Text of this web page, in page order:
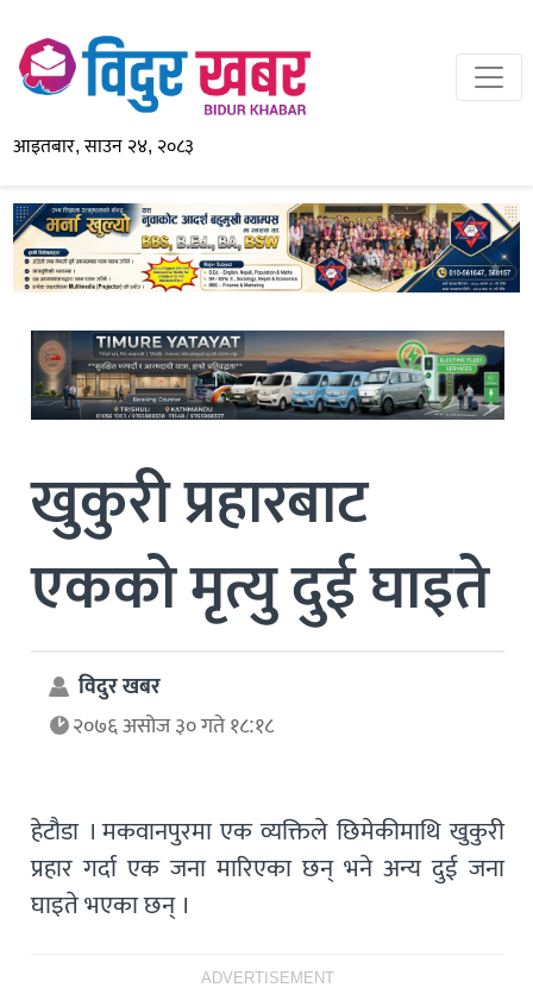
आइतबार, साउन २४, २०८३
खुकुरी प्रहारबाट
एकको मृत्यु दुई घाइते
विदुर खबर
२०७६ असोज ३० गते १८:१८
हेटौडा । मकवानपुरमा एक व्यक्तिले छिमेकीमाथि खुकुरी
प्रहार गर्दा एक जना मारिएका छन् भने अन्य दुई जना
घाइते भएका छन् ।
ADVERTISEMENT